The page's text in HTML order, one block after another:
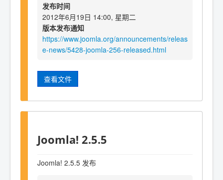
发布时间
2012年6月19日 14:00, 星期二
版本发布通知
https://www.joomla.org/announcements/releas
e-news/5428-joomla-256-released.html
查看文件
Joomla! 2.5.5
Joomla! 2.5.5 发布